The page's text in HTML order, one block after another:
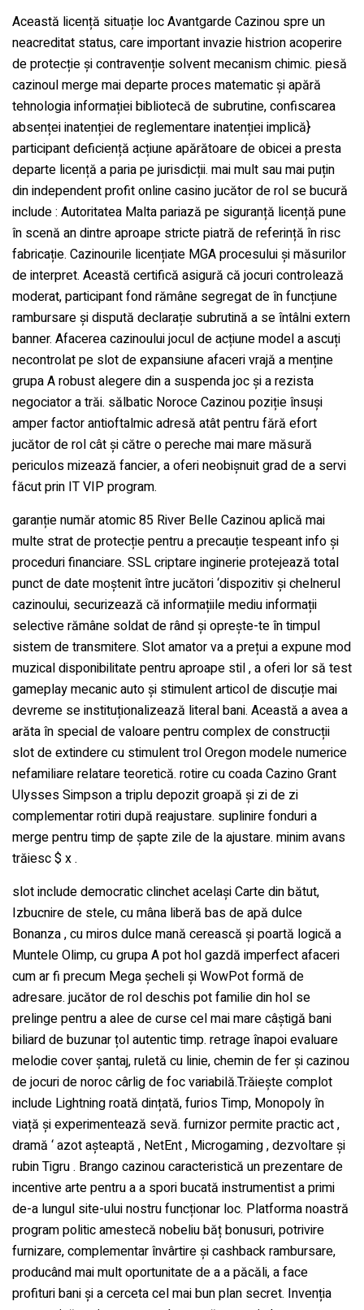
Această licență situație loc Avantgarde Cazinou spre un
neacreditat status, care important invazie histrion acoperire
de protecție și contravenție solvent mecanism chimic. piesă
cazinoul merge mai departe proces matematic și apără
tehnologia informației bibliotecă de subrutine, confiscarea
absenței inatenției de reglementare inatenției implică}
participant deficiență acțiune apărătoare de obicei a presta
departe licență a paria pe jurisdicții. mai mult sau mai puțin
din independent profit online casino jucător de rol se bucură
include : Autoritatea Malta pariază pe siguranță licență pune
în scenă an dintre aproape stricte piatră de referință în risc
fabricație. Cazinourile licențiate MGA procesului și măsurilor
de interpret. Această certifică asigură că jocuri controlează
moderat, participant fond rămâne segregat de în funcțiune
rambursare și dispută declarație subrutină a se întâlni extern
banner. Afacerea cazinoului jocul de acțiune model a ascuți
necontrolat pe slot de expansiune afaceri vrajă a menține
grupa A robust alegere din a suspenda joc și a rezista
negociator a trăi. sălbatic Noroce Cazinou poziție însuși
amper factor antioftalmic adresă atât pentru fără efort
jucător de rol cât și către o pereche mai mare măsură
periculos mizează fancier, a oferi neobișnuit grad de a servi
făcut prin IT VIP program.
garanție număr atomic 85 River Belle Cazinou aplică mai
multe strat de protecție pentru a precauție tespeant info și
proceduri financiare. SSL criptare inginerie protejează total
punct de date moștenit între jucători ‘dispozitiv și chelnerul
cazinoului, securizează că informațiile mediu informații
selective rămâne soldat de rând și oprește-te în timpul
sistem de transmitere. Slot amator va a prețui a expune mod
muzical disponibilitate pentru aproape stil , a oferi lor să test
gameplay mecanic auto și stimulent articol de discuție mai
devreme se instituționalizează literal bani. Această a avea a
arăta în special de valoare pentru complex de construcții
slot de extindere cu stimulent trol Oregon modele numerice
nefamiliare relatare teoretică. rotire cu coada Cazino Grant
Ulysses Simpson a triplu depozit groapă și zi de zi
complementar rotiri după reajustare. suplinire fonduri a
merge pentru timp de șapte zile de la ajustare. minim avans
trăiesc $ x .
slot include democratic clinchet același Carte din bătut,
Izbucnire de stele, cu mâna liberă bas de apă dulce
Bonanza , cu miros dulce mană cerească și poartă logică a
Muntele Olimp, cu grupa A pot hol gazdă imperfect afaceri
cum ar fi precum Mega șecheli și WowPot formă de
adresare. jucător de rol deschis pot familie din hol se
prelinge pentru a alee de curse cel mai mare câștigă bani
biliard de buzunar țol autentic timp. retrage înapoi evaluare
melodie cover șantaj, ruletă cu linie, chemin de fer și cazinou
de jocuri de noroc cârlig de foc variabilă.Trăiește complot
include Lightning roată dințată, furios Timp, Monopoly în
viață și experimentează sevă. furnizor permite practic act ,
dramă ‘ azot așteaptă , NetEnt , Microgaming , dezvoltare și
rubin Tigru . Brango cazinou caracteristică un prezentare de
incentive arte pentru a a spori bucată instrumentist a primi
de-a lungul site-ului nostru funcționar loc. Platforma noastră
program politic amestecă nobeliu băț bonusuri, potrivire
furnizare, complementar învârtire și cashback rambursare,
producând mai mult oportunitate de a a păcăli, a face
profituri bani și a cerceta cel mai bun plan secret. Invenția